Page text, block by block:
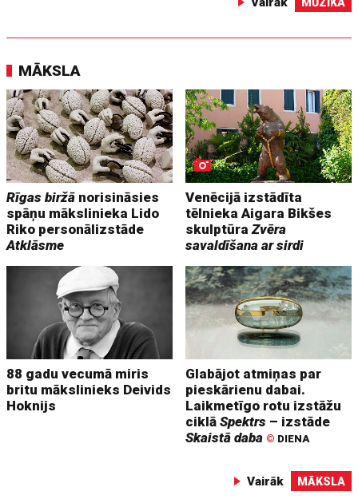
MĀKSLA
Rīgas biržā norisināsies
spāņu mākslinieka Lido
Riko personālizstāde
Atklāsme
Venēcijā izstādīta
tēlnieka Aigara Bikšes
skulptūraZvēra
savaldīšana ar sirdi
88 gadu vecumā miris
britu mākslinieks Deivids
Hoknijs
Glabājot atmiņas par
pieskārienu dabai.
Laikmetīgo rotu izstāžu
ciklāSpektrs – izstāde
Skaistā daba © DIENA
Vairāk MĀKSLA